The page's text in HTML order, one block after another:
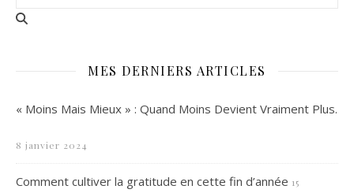
MES DERNIERS ARTICLES
« Moins Mais Mieux » : Quand Moins Devient Vraiment Plus.
8 janvier 2024
Comment cultiver la gratitude en cette fin d’année 15